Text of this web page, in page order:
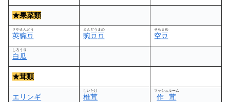
★果菜類
莢豌豆
さやえんどう
豌豆豆
えんどうまめ
空豆
そらまめ
白瓜
しろうり
★茸類
エリンギ 椎茸
しいたけ
作茸
マッシュルーム